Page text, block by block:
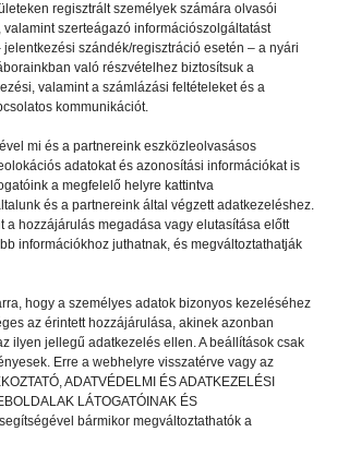
regisztrált személyek számára olvasói
valamint szerteágazó információszolgáltatást
szándék/regisztráció esetén – a nyári
való részvételhez biztosítsuk a
valamint a számlázási feltételeket és a
kommunikációt.
mi és a partnereink eszközleolvasásos
adatokat és azonosítási információkat is
a megfelelő helyre kattintva
és a partnereink által végzett adatkezeléshez.
a hozzájárulás megadása vagy elutasítása előtt
információkhoz juthatnak, és megváltoztathatják
hogy a személyes adatok bizonyos kezeléséhez
az érintett hozzájárulása, akinek azonban
ilyen jellegű adatkezelés ellen. A beállítások csak
Erre a webhelyre visszatérve vagy az
ADATVÉDELMI ÉS ADATKEZELÉSI
LÁTOGATÓINAK ÉS
bármikor megváltoztathatók a
- 13:43
kilóg a sorból